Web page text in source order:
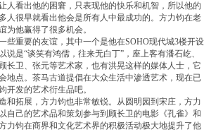
人看出他的困窘，只表现他的快乐和机智，所以他的
人很早就看出他会是所有人中最成功的。方力钧在老
为他赢得了很多机会。
重要的友谊，其中一个是他在SOHO现代城3楼开设
说是“谈笑有鸿儒，往来无白丁”，座上客有潘石屹、
长卫、张元等艺术家，也有洪晃这样的媒体人士，它
地点。茶马古道提倡在大众生活中渗透艺术，现在已
开发的艺术衍生品吧。
拓展，方力钧也非常敏锐。从圆明园到宋庄，方力
自己的艺术品和策划参与到顾长卫的电影《孔雀》和
力钧在商界和文化艺术界的积极活动极大地提升了他